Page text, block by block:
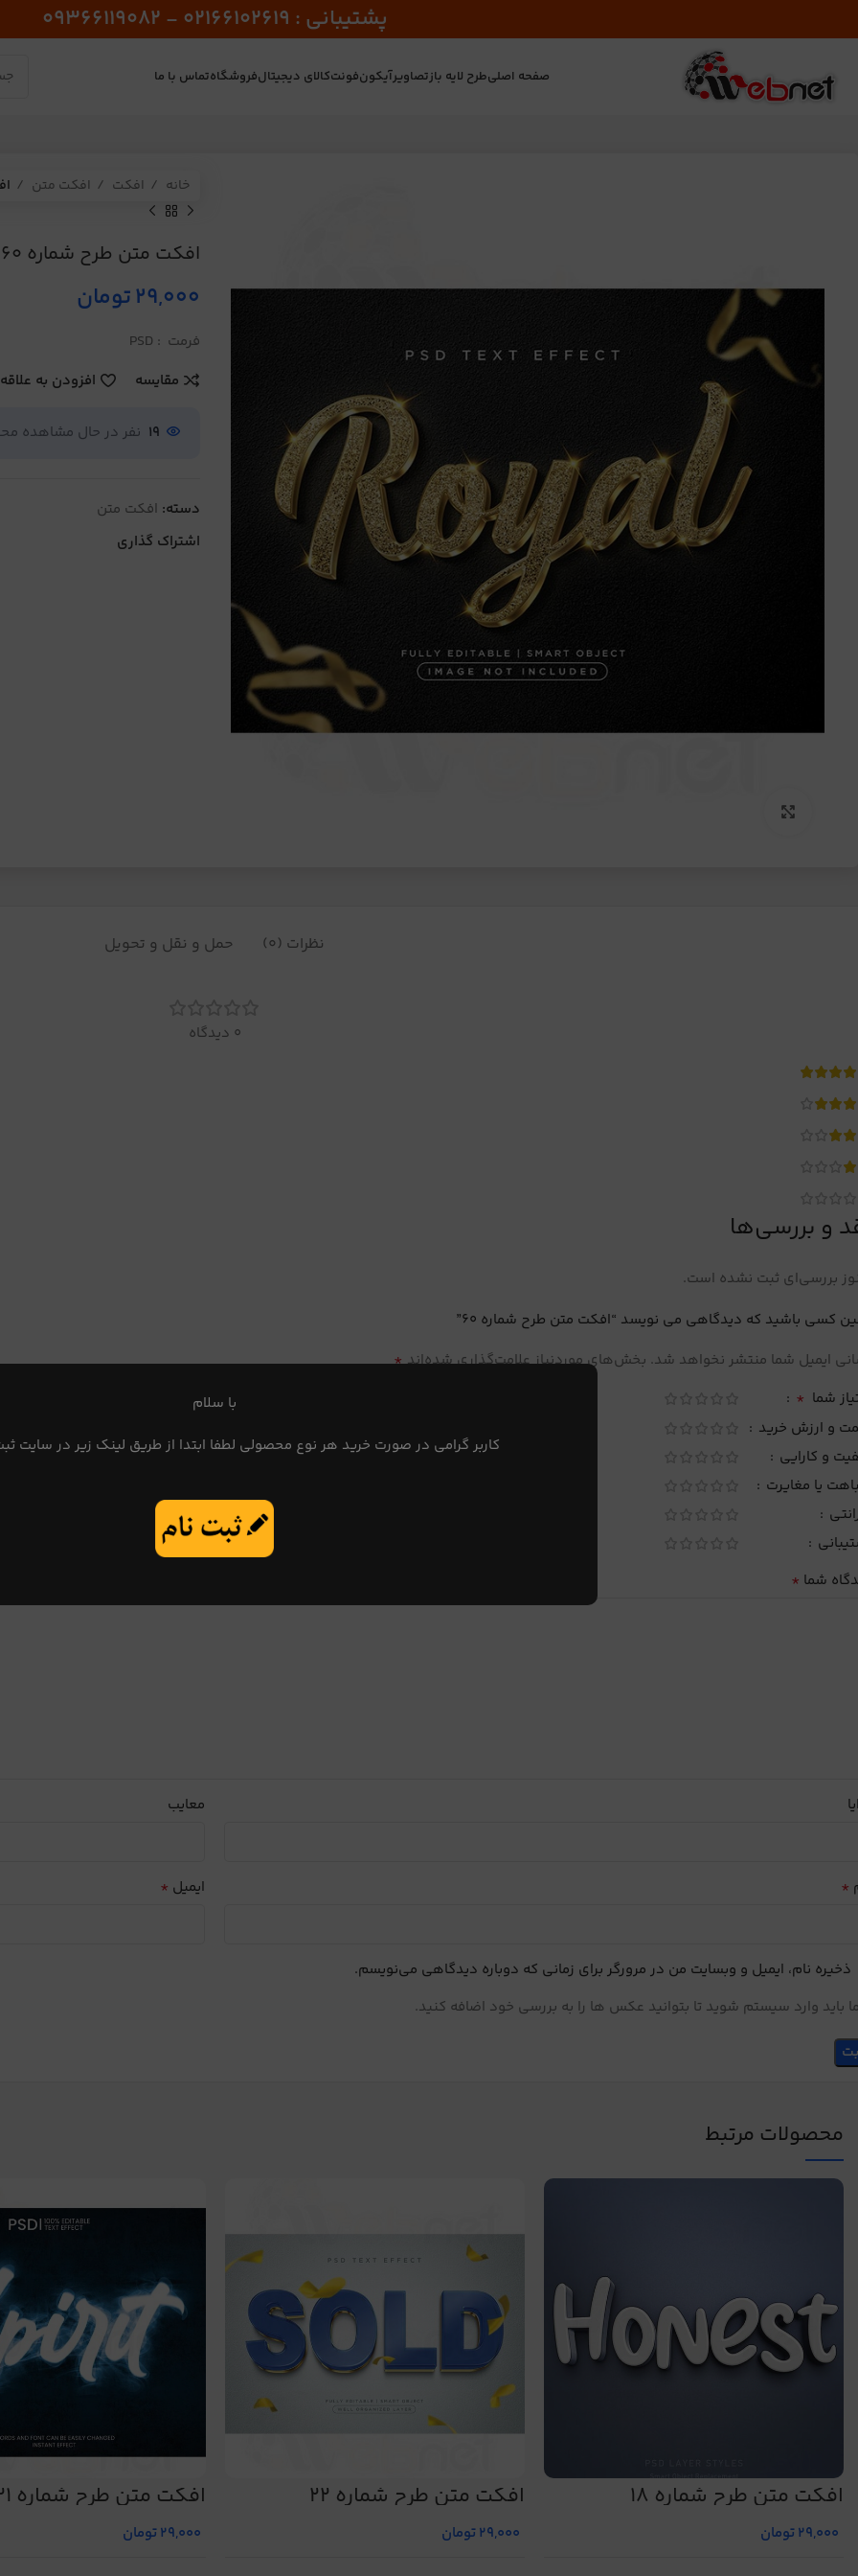
با سلام
کاربر گرامی در صورت خرید هر نوع محصولی لطفا ابتدا از طریق لینک زیر در سایت
پشتیبانی : 02166102619 - 09366119082
صفحه اصلیطرح لایه بازتصاویرآیکونفونتکالای دیجیتالفروشگاهتماس با ما
خانه افکت افکت متن
افکت متن طرح شماره 60
29,000تومان
فرمت : PSD
مقایسه
افزودن به
19 نفر در حال مشاهده
دسته: افکت متن
اشتراک گذاری
نظرات (0) حمل و نقل و تحویل
0 دیدگاه
و بررسی‌ها
بررسی‌ای ثبت نشده است.
کسی باشید که دیدگاهی می نویسد “افکت متن طرح شماره 60”
ایمیل شما منتشر نخواهد شد. بخش‌های موردنیاز علامت‌گذاری شده‌اند*
شما *
و ارزش خرید
و کارایی
یا مغایرت
شما *
معایب
* ایمیل *
ذخیره نام، ایمیل و وبسایت من در مرورگر برای زمانی که دوباره دیدگاهی می‌نویسم.
باید وارد سیستم شوید تا بتوانید عکس ها را به بررسی خود اضافه کنید.
محصولات مرتبط
افکت متن طرح شماره 18
29,000تومان
افکت متن طرح شماره 22
29,000تومان
افکت متن طرح شماره 21
29,000تومان